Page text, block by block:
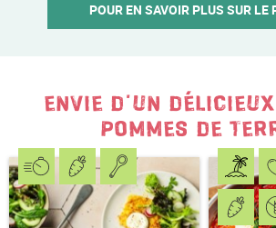
POUR EN SAVOIR PLUS SUR LE
ENVIE D’UN
POMMES DE